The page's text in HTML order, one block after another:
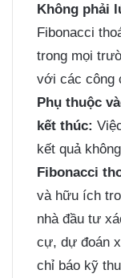
Không phải
Fibonacci
trong mọi
với các công
Phụ thuộc
kết thúc:
kết quả
Fibonacci
và hữu ích
nhà đầu tư
cự, dự đoán
chỉ báo kỹ